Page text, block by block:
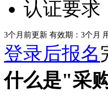
认证要求
3个月前更新 有效期：3个月
登录后报名
什么是"采